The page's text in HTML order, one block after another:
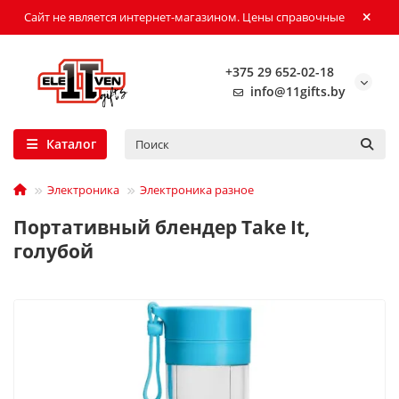
Сайт не является интернет-магазином. Цены справочные
+375 29 652-02-18
info@11gifts.by
Каталог
Электроника Электроника разное
Портативный блендер Take It,
голубой